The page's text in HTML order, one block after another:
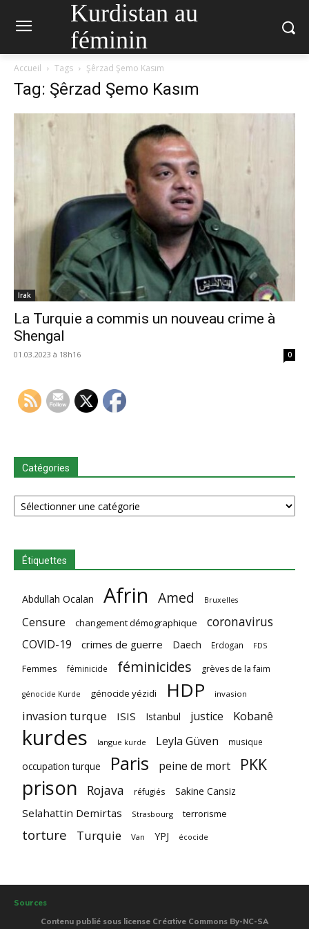
Kurdistan au
féminin
Accueil Tags Şêrzad Şemo Kasım
Tag: Şêrzad Şemo Kasım
Irak
La Turquie a commis un nouveau crime à
Shengal
01.03.2023 à 18h16 0
Catégories
Catégories
Étiquettes
Abdullah Ocalan Afrin Amed Bruxelles
Censure changement démographique coronavirus
COVID-19 crimes de guerre Daech Erdogan FDS
Femmes féminicide féminicides grèves de la faim
génocide Kurde génocide yézidi HDP invasion
invasion turque ISIS Istanbul justice Kobanê
kurdes langue kurde Leyla Güven musique
occupation turque Paris peine de mort PKK
prison Rojava réfugiés Sakine Cansiz
Selahattin Demirtas Strasbourg terrorisme
torture Turquie Van YPJ écocide
Sources
Contenu publié sous license Créative Commons By-NC-SA